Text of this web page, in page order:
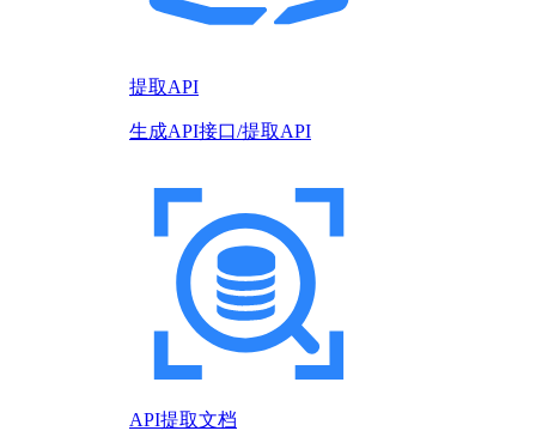
提取API
生成API接口/提取API
API提取文档